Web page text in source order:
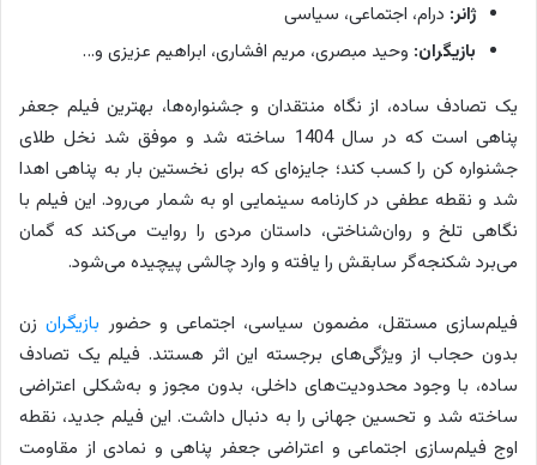
ژانر: درام، اجتماعی، سیاسی
بازیگران: وحید مبصری، مریم افشاری، ابراهیم عزیزی و…
یک تصادف ساده، از نگاه منتقدان و جشنواره‌ها، بهترین فیلم جعفر
پناهی است که در سال 1404 ساخته شد و موفق شد نخل طلای
جشنواره کن را کسب کند؛ جایزه‌ای که برای نخستین بار به پناهی اهدا
شد و نقطه عطفی در کارنامه سینمایی او به شمار می‌رود. این فیلم با
نگاهی تلخ و روان‌شناختی، داستان مردی را روایت می‌کند که گمان
می‌برد شکنجه‌گر سابقش را یافته و وارد چالشی پیچیده می‌شود.
فیلم‌سازی مستقل، مضمون سیاسی، اجتماعی و حضور بازیگرانزن
بدون حجاب از ویژگی‌های برجسته این اثر هستند. فیلم یک تصادف
ساده، با وجود محدودیت‌های داخلی، بدون مجوز و به‌شکلی اعتراضی
ساخته شد و تحسین جهانی را به دنبال داشت. این فیلم جدید، نقطه
اوج فیلم‌سازی اجتماعی و اعتراضی جعفر پناهی و نمادی از مقاومت